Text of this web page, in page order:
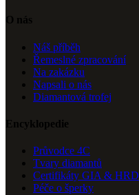
O nás
Náš příběh
Řemeslné zpracování
Na zakázku
Napsali o nás
Diamantová trofej
Encyklopedie
Průvodce 4C
Tvary diamantů
Certifikáty GIA & HRD
Péče o šperky